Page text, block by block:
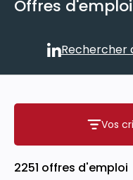
Offres d'emploi
Rechercher
Vos
2251 offres d'emploi